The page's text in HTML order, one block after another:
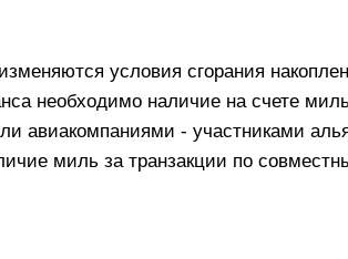
условия сгорания
необходимо наличие на счете
авиакомпаниями - участниками
миль за транзакции по